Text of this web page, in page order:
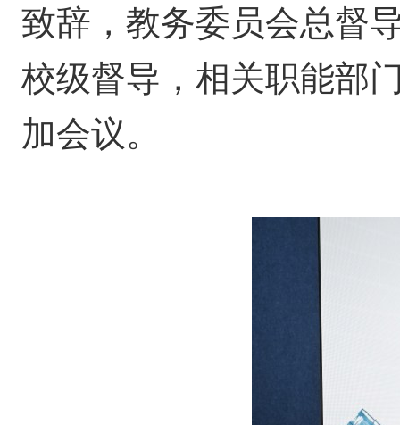
致辞，教务委员会总督
校级督导，相关职能部
加会议。